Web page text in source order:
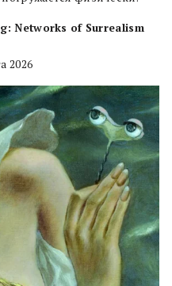
Networks of Surrealism
2026